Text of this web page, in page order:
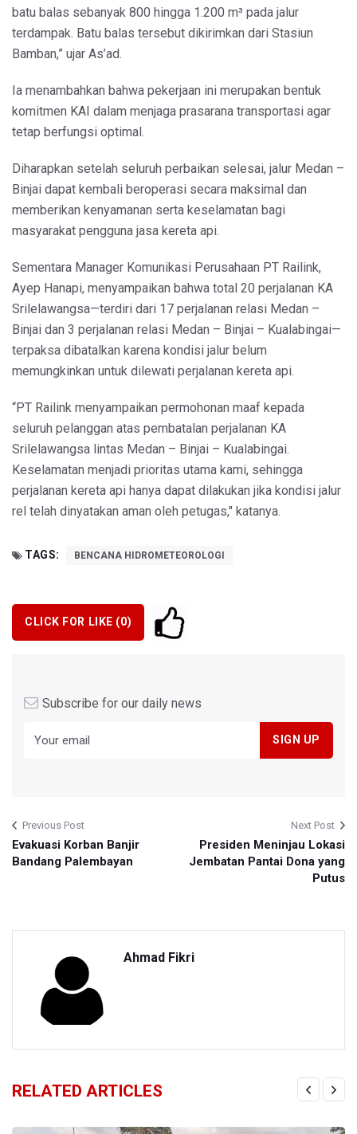
batu balas sebanyak 800 hingga 1.200 m³ pada jalur
terdampak. Batu balas tersebut dikirimkan dari Stasiun
Bamban,” ujar As’ad.
Ia menambahkan bahwa pekerjaan ini merupakan bentuk
komitmen KAI dalam menjaga prasarana transportasi agar
tetap berfungsi optimal.
Diharapkan setelah seluruh perbaikan selesai, jalur Medan –
Binjai dapat kembali beroperasi secara maksimal dan
memberikan kenyamanan serta keselamatan bagi
masyarakat pengguna jasa kereta api.
Sementara Manager Komunikasi Perusahaan PT Railink,
Ayep Hanapi, menyampaikan bahwa total 20 perjalanan KA
Srilelawangsa—terdiri dari 17 perjalanan relasi Medan –
Binjai dan 3 perjalanan relasi Medan – Binjai – Kualabingai—
terpaksa dibatalkan karena kondisi jalur belum
memungkinkan untuk dilewati perjalanan kereta api.
“PT Railink menyampaikan permohonan maaf kepada
seluruh pelanggan atas pembatalan perjalanan KA
Srilelawangsa lintas Medan – Binjai – Kualabingai.
Keselamatan menjadi prioritas utama kami, sehingga
perjalanan kereta api hanya dapat dilakukan jika kondisi jalur
rel telah dinyatakan aman oleh petugas," katanya.
TAGS: BENCANA HIDROMETEOROLOGI
CLICK FOR LIKE (0)
Subscribe for our daily news
Previous Post
Evakuasi Korban Banjir
Bandang Palembayan
Next Post
Presiden Meninjau Lokasi
Jembatan Pantai Dona yang
Putus
Ahmad Fikri
RELATED ARTICLES